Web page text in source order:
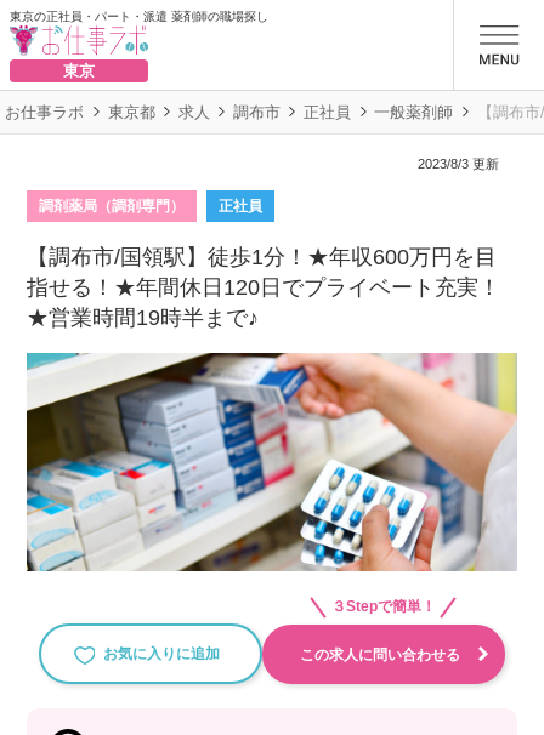
東京の正社員・パート・派遣 薬剤師の職場探し
東京
お仕事ラボ 東京都 求人 調布市 正社員 一般薬剤師 【調布
2023/8/3 更新
調剤薬局（調剤専門） 正社員
【調布市/国領駅】徒歩1分！★年収600万円を目
指せる！★年間休日120日でプライベート充実！
★営業時間19時半まで♪
お気に入りに追加
３Stepで簡単！
この求人に問い合わせる